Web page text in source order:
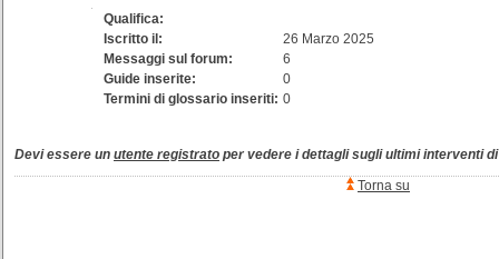
Qualifica:
Iscritto il:
26 Marzo 2025
Messaggi sul forum:
6
Guide inserite:
0
Termini di glossario inseriti: 0
Devi essere un utente registrato per vedere i dettagli sugli ultimi interventi
Torna su